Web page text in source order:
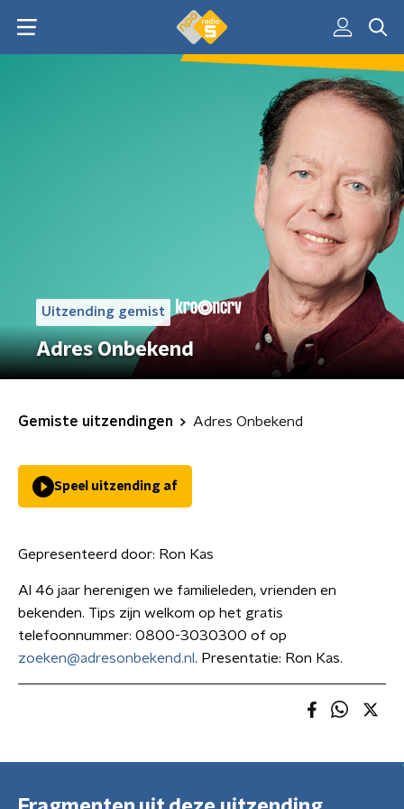
Uitzending gemist
Adres Onbekend
Gemiste uitzendingen Adres Onbekend
Speel uitzending af
Gepresenteerd door: Ron Kas
Al 46 jaar herenigen we familieleden, vrienden en
bekenden. Tips zijn welkom op het gratis
telefoonnummer: 0800-3030300 of op
zoeken@adresonbekend.nl . Presentatie: Ron Kas.